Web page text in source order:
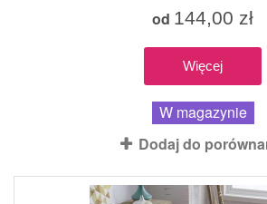
od 144,00 zł
Więcej
W magazynie
Dodaj do